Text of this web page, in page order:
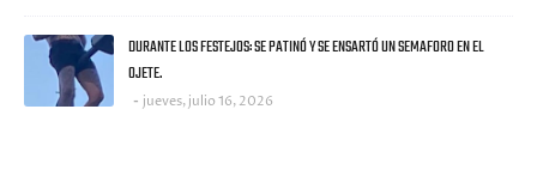
DURANTE LOS FESTEJOS: SE PATINÓ Y SE ENSARTÓ UN SEMAFORO EN EL
OJETE.
jueves, julio 16, 2026